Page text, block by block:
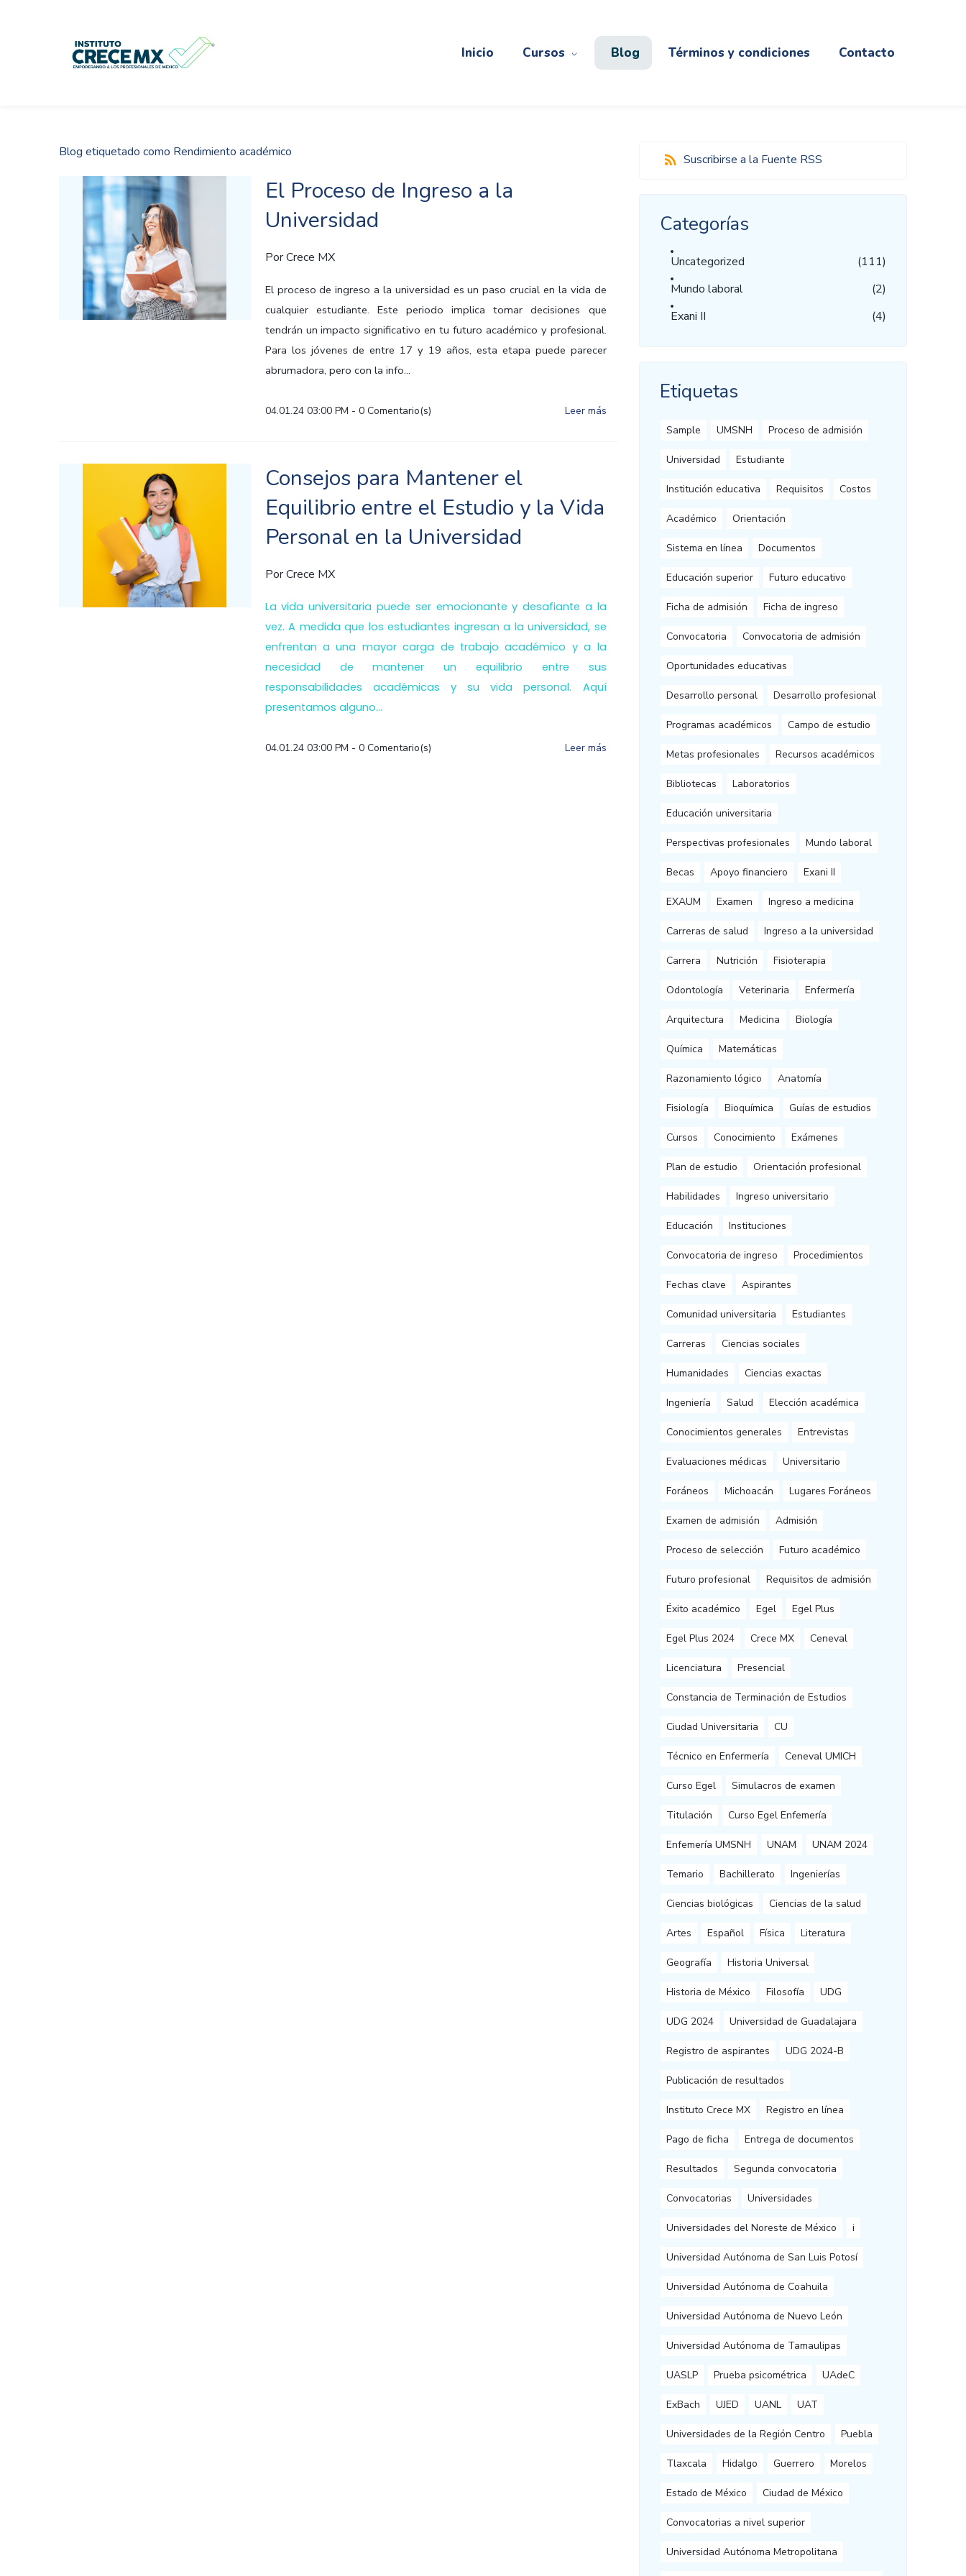
Inicio Cursos Blog Términos y condiciones Contacto
Blog etiquetado como Rendimiento académico
El Proceso de Ingreso a la
Universidad
PorCrece MX
El proceso de ingreso a la universidad es un paso crucial en la vida de
cualquier estudiante. Este periodo implica tomar decisiones que
tendrán un impacto significativo en tu futuro académico y profesional.
Para los jóvenes de entre 17 y 19 años, esta etapa puede parecer
abrumadora, pero con la info...
04.01.24 03:00 PM - 0Comentario(s) Leer más
Consejos para Mantener el
Equilibrio entre el Estudio y la Vida
Personal en la Universidad
PorCrece MX
La vida universitaria puede ser emocionante y desafiante a la
vez. A medida que los estudiantes ingresan a la universidad, se
enfrentan a una mayor carga de trabajo académico y a la
necesidad de mantener un equilibrio entre sus
responsabilidades académicas y su vida personal. Aquí
presentamos alguno...
04.01.24 03:00 PM - 0Comentario(s) Leer más
Suscribirse a la Fuente RSS
Categorías
Uncategorized
(111)
Mundo laboral
(2)
Exani II
(4)
Etiquetas
Sample UMSNH Proceso de admisión
Universidad Estudiante
Institución educativa Requisitos Costos
Académico Orientación
Sistema en línea Documentos
Educación superior Futuro educativo
Ficha de admisión Ficha de ingreso
Convocatoria Convocatoria de admisión
Oportunidades educativas
Desarrollo personal Desarrollo profesional
Programas académicos Campo de estudio
Metas profesionales Recursos académicos
Bibliotecas Laboratorios
Educación universitaria
Perspectivas profesionales Mundo laboral
Becas Apoyo financiero Exani II
EXAUM Examen Ingreso a medicina
Carreras de salud Ingreso a la universidad
Carrera Nutrición Fisioterapia
Odontología Veterinaria Enfermería
Arquitectura Medicina Biología
Química Matemáticas
Razonamiento lógico Anatomía
Fisiología Bioquímica Guías de estudios
Cursos Conocimiento Exámenes
Plan de estudio Orientación profesional
Habilidades Ingreso universitario
Educación Instituciones
Convocatoria de ingreso Procedimientos
Fechas clave Aspirantes
Comunidad universitaria Estudiantes
Carreras Ciencias sociales
Humanidades Ciencias exactas
Ingeniería Salud Elección académica
Conocimientos generales Entrevistas
Evaluaciones médicas Universitario
Foráneos Michoacán Lugares Foráneos
Examen de admisión Admisión
Proceso de selección Futuro académico
Futuro profesional Requisitos de admisión
Éxito académico Egel Egel Plus
Egel Plus 2024 Crece MX Ceneval
Licenciatura Presencial
Constancia de Terminación de Estudios
Ciudad Universitaria CU
Técnico en Enfermería Ceneval UMICH
Curso Egel Simulacros de examen
Titulación Curso Egel Enfemería
Enfemería UMSNH UNAM UNAM 2024
Temario Bachillerato Ingenierías
Ciencias biológicas Ciencias de la salud
Artes Español Física Literatura
Geografía Historia Universal
Historia de México Filosofía UDG
UDG 2024 Universidad de Guadalajara
Registro de aspirantes UDG 2024-B
Publicación de resultados
Instituto Crece MX Registro en línea
Pago de ficha Entrega de documentos
Resultados Segunda convocatoria
Convocatorias Universidades
Universidades del Noreste de México i
Universidad Autónoma de San Luis Potosí
Universidad Autónoma de Coahuila
Universidad Autónoma de Nuevo León
Universidad Autónoma de Tamaulipas
UASLP Prueba psicométrica UAdeC
ExBach UJED UANL UAT
Universidades de la Región Centro Puebla
Tlaxcala Hidalgo Guerrero Morelos
Estado de México Ciudad de México
Convocatorias a nivel superior
Universidad Autónoma Metropolitana